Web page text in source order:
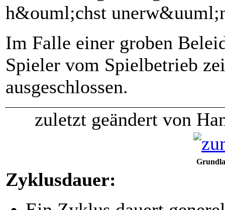
h&ouml;chst
Im Falle einer groben
Spieler vom Spielbetrieb
ausgeschlossen.
zuletzt geändert von
Zyklusdauer: